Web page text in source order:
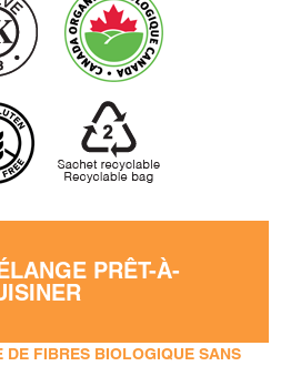
PRÊT-À-
DE FIBRES BIOLOGIQUE SANS